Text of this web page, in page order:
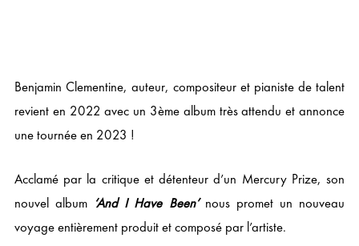
Benjamin Clementine, auteur, compositeur et pianiste de talent
revient en 2022 avec un 3ème album très attendu et annonce
une tournée en 2023 !
Acclamé par la critique et détenteur d’un Mercury Prize, son
nouvel album ‘And I Have Been’ nous promet un nouveau
voyage entièrement produit et composé par l’artiste.